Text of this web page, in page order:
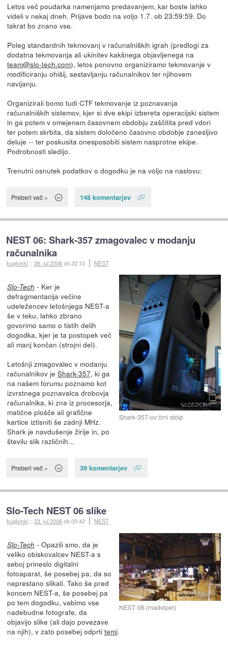
Letos več poudarka namenjamo predavanjem, kar boste lahko
videli v nekaj dneh. Prijave bodo na voljo 1.7. ob 23:59:59. Do
takrat bo znano vse.
Poleg standardnih tekmovanj v računalniških igrah (predlogi za
dodatna tekmovanja ali ukinitev kakšnega objavljenega na
team@slo-tech.com), letos ponovno organiziramo tekmovanje v
modificiranju ohišij, sestavljanju računalnikov ter njihovem
navijanju.
Organizirali bomo tudi CTF tekmovanje iz poznavanja
računalniških sistemov, kjer si dve ekipi izbereta operacijski sistem
in ga potem v omejenem časovnem obdobju zaščitita pred vdori
ter potem skrbita, da sistem določeno časovno obdobje zanesljivo
deluje -- ter poskusita onesposobiti sistem nasprotne ekipe.
Podrobnosti sledijo.
Trenutni osnutek podatkov o dogodku je na voljo na naslovu:
Preberi več » 148 komentarjev
NEST 06: Shark-357 zmagovalec v modanju
računalnika
kuglvinkl ::26. jul 2006ob 22:13 NEST
Shark-357-ov črni stolp
Slo-Tech - Ker je
defragmentacija večine
udeležencev letošnjega NEST-a
še v teku, lahko zbrano
govorimo samo o tistih delih
dogodka, kjer je ta postopek več
ali manj končan (strojni del).
Letošnji zmagovalec v modanju
računalnikov je Shark-357, ki ga
na našem forumu poznamo kot
izvrstnega poznavalca drobovja
računalnika, ki zna iz procesorja,
matične plošče ali grafične
kartice iztisniti še zadnji MHz.
Shark je navdušenje žirije in, po
številu slik različnih...
Preberi več » 39 komentarjev
Slo-Tech NEST 06 slike
kuglvinkl ::23. jul 2006ob 05:42 NEST
NEST 06 (madviper)
Slo-Tech - Opazili smo, da je
veliko obiskovalcev NEST-a s
seboj prineslo digitalni
fotoaparat, še posebej pa, da so
neprestano slikali. Tako še pred
koncem NEST-a, še posebej pa
po tem dogodku, vabimo vse
nadebudne fotografe, da
objavijo slike (ali dajo povezave
na njih), v zato posebej odprti temi.